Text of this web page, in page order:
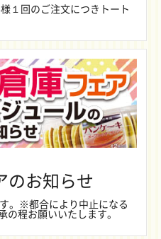
１回のご注文につきトート
のお知らせ
。※都合により中止になる
の程お願いいたします。